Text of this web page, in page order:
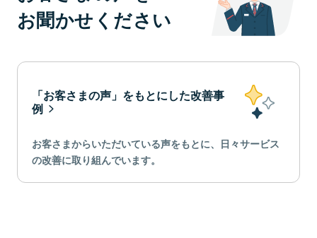
お聞かせください
「お客さまの声」をもとにした改善事
例
お客さまからいただいている声をもとに、日々サービス
の改善に取り組んでいます。